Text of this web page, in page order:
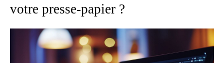
votre presse-papier ?